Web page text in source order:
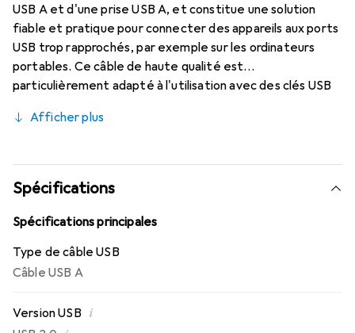
USB A et d'une prise USB A, et constitue une solution
fiable et pratique pour connecter des appareils aux ports
USB trop rapprochés, par exemple sur les ordinateurs
portables. Ce câble de haute qualité est
particulièrement adapté à l'utilisation avec des clés USB
de bureau, et il est livré avec une garantie à vie.
Afficher plus
Spécifications
Spécifications principales
Type de câble USB
Câble USB A
Version USB i